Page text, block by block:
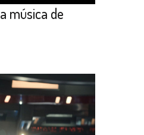
música de